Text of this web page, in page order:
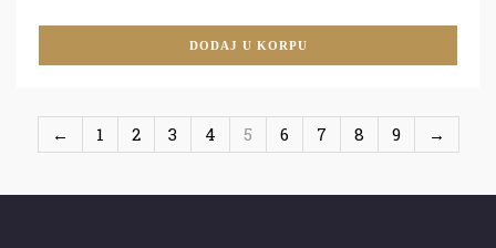
DODAJ U KORPU
← 1 2 3 4 5 6 7 8 9 →